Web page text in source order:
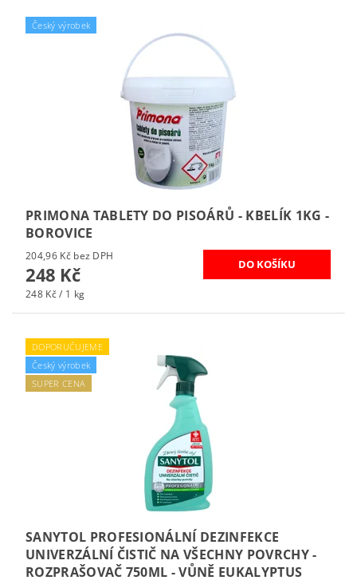
Český výrobek
PRIMONA TABLETY DO PISOÁRŮ - KBELÍK 1KG -
BOROVICE
204,96 Kč bez DPH
248 Kč
248 Kč / 1 kg
DOPORUČUJEME
Český výrobek
SUPER CENA
SANYTOL PROFESIONÁLNÍ DEZINFEKCE
UNIVERZÁLNÍ ČISTIČ NA VŠECHNY POVRCHY -
ROZPRAŠOVAČ 750ML - VŮNĚ EUKALYPTUS